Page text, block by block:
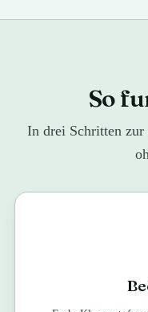
So
In drei Schritten zur